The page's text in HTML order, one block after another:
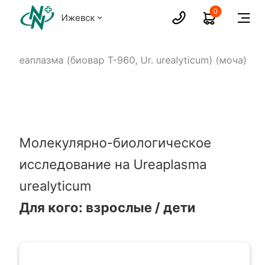
Ижевск
0
Уреаплазма (биовар Т-960, Ur. urealyticum) (моча)
Молекулярно-биологическое
исследование на Ureaplasma
urealyticum
Для кого: взрослые / дети